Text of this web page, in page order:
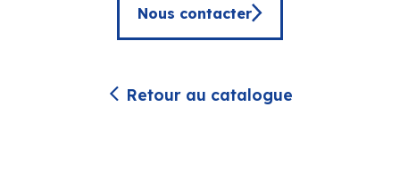
Nous contacter
Retour au catalogue